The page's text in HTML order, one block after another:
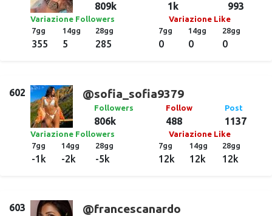
809k 1k 993
Variazione Followers
7gg
355
14gg
5
28gg
285
Variazione Like
7gg
0
14gg
0
28gg
0
602 @sofia_sofia9379
Followers
806k
Follow
488
Post
1137
Variazione Followers
7gg
-1k
14gg
-2k
28gg
-5k
Variazione Like
7gg
12k
14gg
12k
28gg
12k
603 @francescanardo